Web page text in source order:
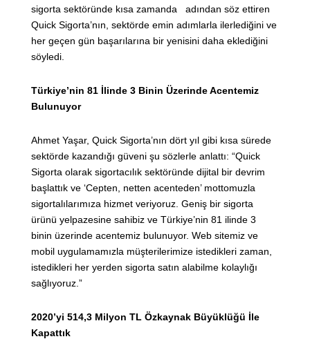
sigorta sektöründe kısa zamanda adından söz ettiren
Quick Sigorta’nın, sektörde emin adımlarla ilerlediğini ve
her geçen gün başarılarına bir yenisini daha eklediğini
söyledi.
Türkiye’nin 81 İlinde 3 Binin Üzerinde Acentemiz
Bulunuyor
Ahmet Yaşar, Quick Sigorta’nın dört yıl gibi kısa sürede
sektörde kazandığı güveni şu sözlerle anlattı: “Quick
Sigorta olarak sigortacılık sektöründe dijital bir devrim
başlattık ve ‘Cepten, netten acenteden’ mottomuzla
sigortalılarımıza hizmet veriyoruz. Geniş bir sigorta
ürünü yelpazesine sahibiz ve Türkiye’nin 81 ilinde 3
binin üzerinde acentemiz bulunuyor. Web sitemiz ve
mobil uygulamamızla müşterilerimize istedikleri zaman,
istedikleri her yerden sigorta satın alabilme kolaylığı
sağlıyoruz.”
2020’yi 514,3 Milyon TL Özkaynak Büyüklüğü İle
Kapattık